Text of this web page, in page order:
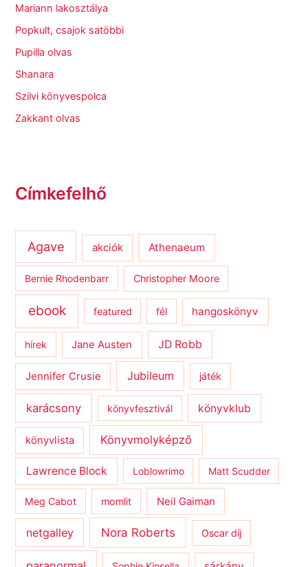
Mariann lakosztálya
Popkult, csajok satöbbi
Pupilla olvas
Shanara
Szilvi könyvespolca
Zakkant olvas
Címkefelhő
Agave akciók Athenaeum
Bernie Rhodenbarr Christopher Moore
ebook featured fél hangoskönyv
hírek Jane Austen JD Robb
Jennifer Crusie Jubileum játék
karácsony könyvfesztivál könyvklub
könyvlista Könyvmolyképző
Lawrence Block Loblowrimo Matt Scudder
Meg Cabot momlit Neil Gaiman
netgalley Nora Roberts Oscar díj